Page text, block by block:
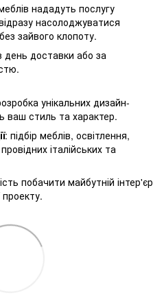
нададуть послугу
насолоджуватися
зайвого клопоту.
день доставки або за
унікальних дизайн-
ваш стиль та характер.
: підбір меблів, освітлення,
італійських та
побачити майбутній інтер'єр
проекту.